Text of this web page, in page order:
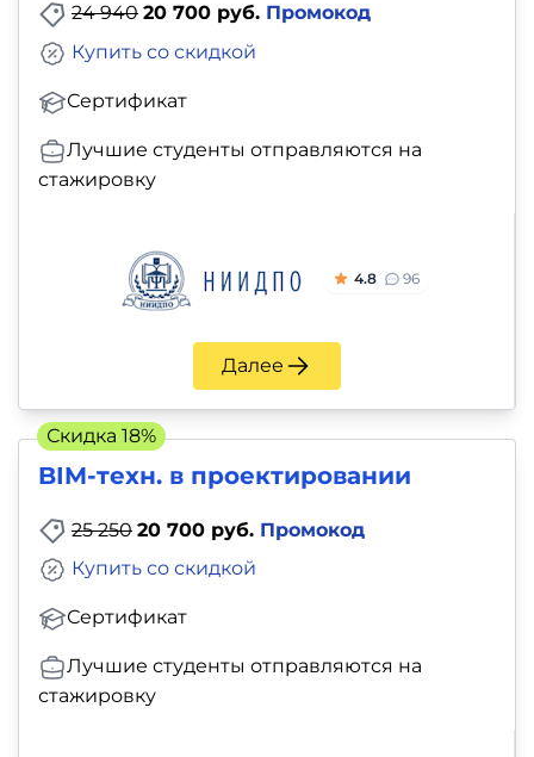
24 940 20 700 руб. Промокод
Сертификат
Купить со скидкой
Лучшие студенты отправляются на
стажировку
4.8 96
Далее
BIM-техн. в проектировании
25 250 20 700 руб. Промокод
Сертификат
Купить со скидкой
Лучшие студенты отправляются на
стажировку
Скидка 18%